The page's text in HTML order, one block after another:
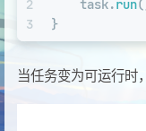
2
3
    task.
run
}
当任务变为可运行时